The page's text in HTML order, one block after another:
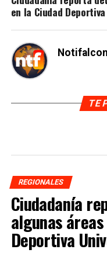
en la Ciudad
Notifalcon
TE
REGIONALES
Ciudadanía
algunas
Deportiva